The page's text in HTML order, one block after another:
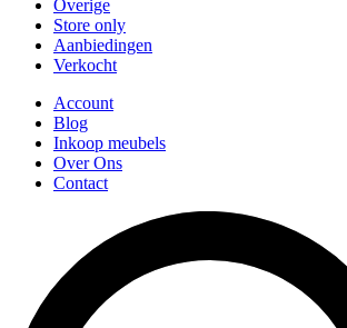
Overige
Store only
Aanbiedingen
Verkocht
Account
Blog
Inkoop meubels
Over Ons
Contact